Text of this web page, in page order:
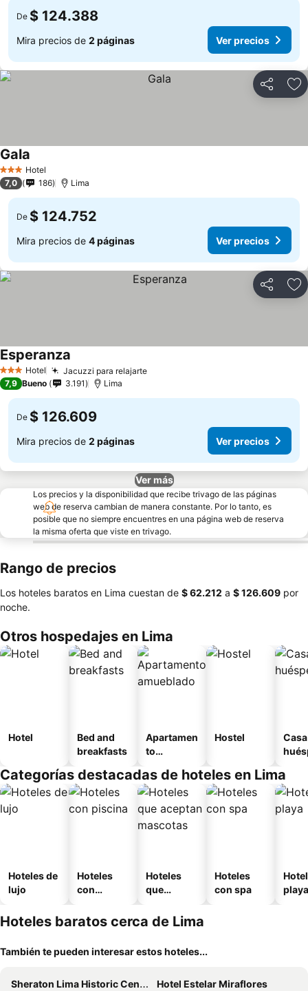
De $ 124.388
Mira precios de 2 páginas Ver precios
Compartir
3 Estrellas
Hotel
Gala
7,0 186 Lima
De $ 124.752
Mira precios de 4 páginas Ver precios
Compartir
3 Estrellas
Hotel Jacuzzi para relajarteVer precios
Esperanza
7,9 Bueno 3.191 Lima
De $ 126.609
Mira precios de 2 páginas Ver precios
Ver más
Los precios y la disponibilidad que recibe trivago de las páginas
web de reserva cambian de manera constante. Por lo tanto, es
posible que no siempre encuentres en una página web de reserva
la misma oferta que viste en trivago.
Rango de precios
Los hoteles baratos en Lima cuestan de ‎$ 62.212 a ‎$ 126.609 por
noche.
Otros hospedajes en Lima
Hotel
Bed and
breakfasts
Apartamen
to
o
Hostel
Categorías destacadas de hoteles en Lima
Hoteles de
lujo
Hoteles
con
Hoteles
que
mascotas
Hoteles
con spa
playa
Hoteles baratos cerca de Lima
También te pueden interesar estos hoteles...
Sheraton Lima Historic Center
Hotel Estelar Miraflores